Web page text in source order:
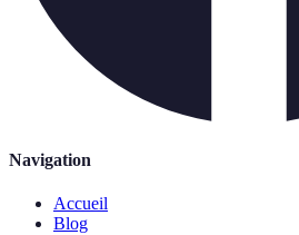
Navigation
Accueil
Blog